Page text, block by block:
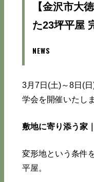
【金沢市大
た23坪平屋
NEWS
3月7日(土)～8日(
学会を開催いたしま
敷地に寄り添う家
変形地という条件
平屋。